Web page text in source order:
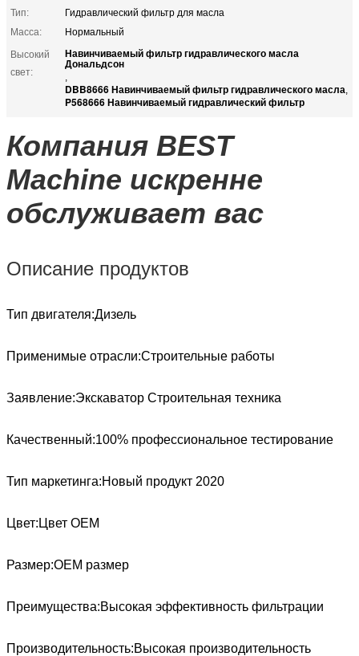
Тип:
Гидравлический фильтр для масла
Масса:
Нормальный
Высокий
свет:
Навинчиваемый фильтр гидравлического масла
Дональдсон
,
DBB8666 Навинчиваемый фильтр гидравлического масла,
P568666 Навинчиваемый гидравлический фильтр
Компания BEST
Machine искренне
обслуживает вас
Описание продуктов
Тип двигателя:Дизель
Применимые отрасли:Строительные работы
Заявление:Экскаватор Строительная техника
Качественный:100% профессиональное тестирование
Тип маркетинга:Новый продукт 2020
Цвет: Цвет OEM
Размер:ОЕМ размер
Преимущества:Высокая эффективность фильтрации
Производительность:Высокая производительность